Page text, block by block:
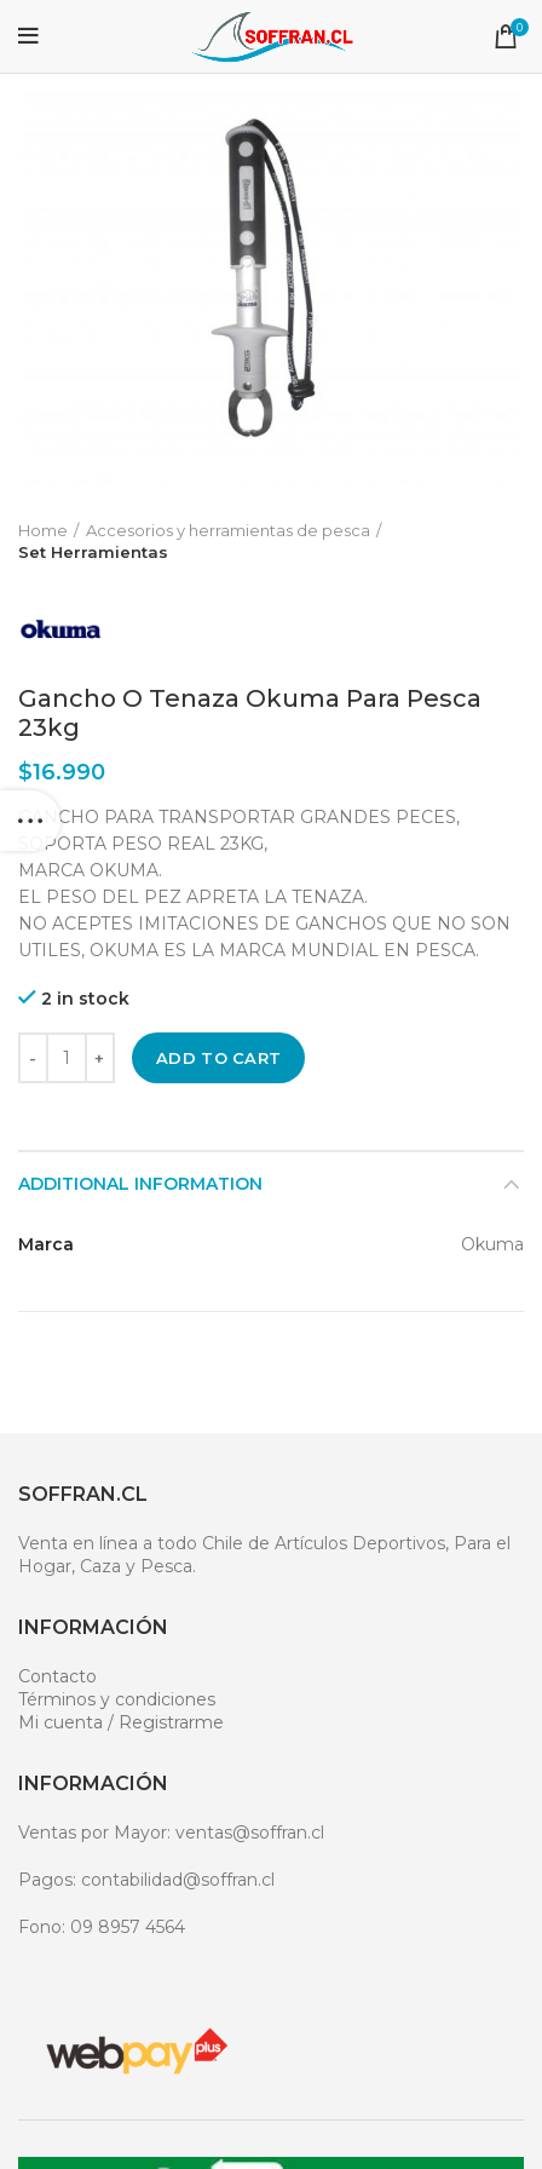
0
Home
Accesorios y herramientas de pesca
Set Herramientas
Gancho O Tenaza Okuma Para Pesca
23kg
$16.990
GANCHO PARA TRANSPORTAR GRANDES PECES,
SOPORTA PESO REAL 23KG,
MARCA OKUMA.
EL PESO DEL PEZ APRETA LA TENAZA.
NO ACEPTES IMITACIONES DE GANCHOS QUE NO SON
UTILES, OKUMA ES LA MARCA MUNDIAL EN PESCA.
2 in stock
ADD TO CART
ADDITIONAL INFORMATION
Marca Okuma
SOFFRAN.CL
Venta en línea a todo Chile de Artículos Deportivos, Para el
Hogar, Caza y Pesca.
INFORMACIÓN
Contacto
Términos y condiciones
Mi cuenta / Registrarme
INFORMACIÓN
Ventas por Mayor: ventas@soffran.cl
Pagos: contabilidad@soffran.cl
Fono: 09 8957 4564